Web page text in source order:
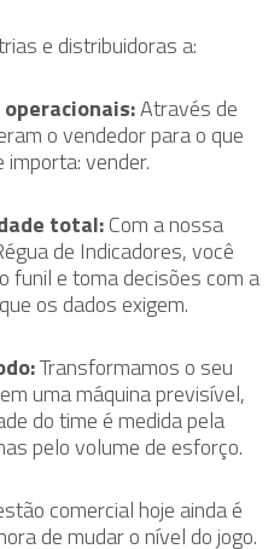
e distribuidoras a:
Através de
o vendedor para o que
vender.
total:Com a nossa
de Indicadores, você
funil e toma decisões com a
os dados exigem.
Transformamos o seu
uma máquina previsível,
do time é medida pela
pelo volume de esforço.
comercial hoje ainda é
de mudar o nível do jogo.